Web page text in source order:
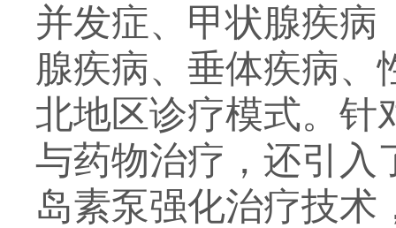
并发症、甲状腺疾病
腺疾病、垂体疾病、
北地区诊疗模式。针
与药物治疗，还引入
岛素泵强化治疗技术